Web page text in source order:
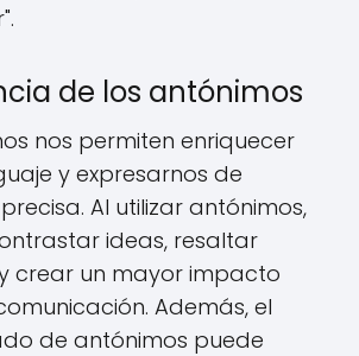
de los antónimos
nos permiten enriquecer
y expresarnos de
Al utilizar antónimos,
ideas, resaltar
crear un mayor impacto
Además, el
de antónimos puede